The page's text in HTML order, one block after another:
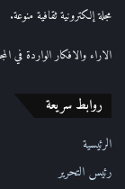
إ
ك
ي
مجلة إلكترونية ثقافية منوعة.
الاراء والافكار الواردة في
روابط سريعة
الرئيسية
رئيس التحرير